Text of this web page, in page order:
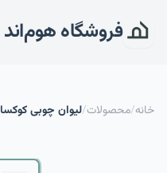
فروشگاه هوم‌اند
خانه/محصولات/لیوان چوبی کوکسا